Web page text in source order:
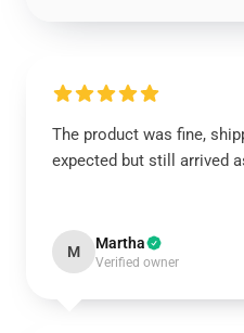
The product was fine,
expected but still arrived
M Martha
Verified owner